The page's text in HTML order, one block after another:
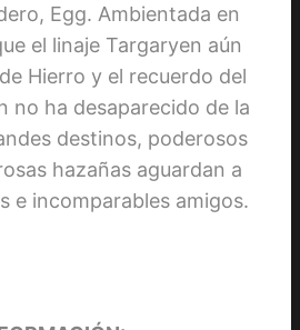
Egg. Ambientada en
el linaje Targaryen aún
Hierro y el recuerdo del
no ha desaparecido de la
destinos, poderosos
hazañas aguardan a
e incomparables amigos.